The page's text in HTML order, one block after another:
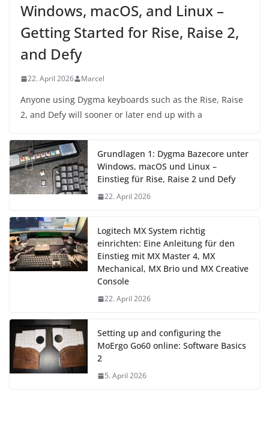
Windows, macOS, and Linux –
Getting Started for Rise, Raise 2,
and Defy
22. April 2026 Marcel
Anyone using Dygma keyboards such as the Rise, Raise
2, and Defy will sooner or later end up with a
Grundlagen 1: Dygma Bazecore unter
Windows, macOS und Linux –
Einstieg für Rise, Raise 2 und Defy
22. April 2026
Logitech MX System richtig
einrichten: Eine Anleitung für den
Einstieg mit MX Master 4, MX
Mechanical, MX Brio und MX Creative
Console
22. April 2026
Setting up and configuring the
MoErgo Go60 online: Software Basics
2
5. April 2026